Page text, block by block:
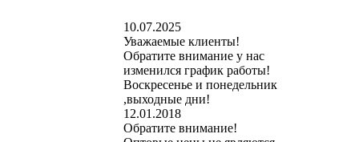
10.07.2025
Уважаемые клиенты!
Обратите внимание у нас
изменился график работы!
Воскресенье и понедельник
,выходные дни!
12.01.2018
Обратите внимание!